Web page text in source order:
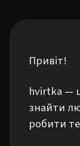
Привіт!
hvirtka —
знайти
робити